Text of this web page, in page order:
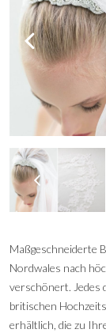
Maßgeschneiderte
Nordwales nach
verschönert. Jedes
britischen
erhältlich, die zu